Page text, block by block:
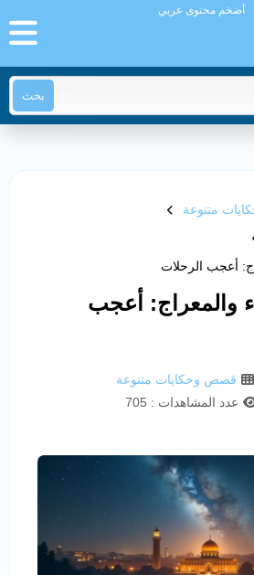
أضخم محتوى عربي
بحث
متنوعة
أعجب الرحلات
والمعراج: أعجب
قصص وحكايات متنوعة
عدد المشاهدات : 705